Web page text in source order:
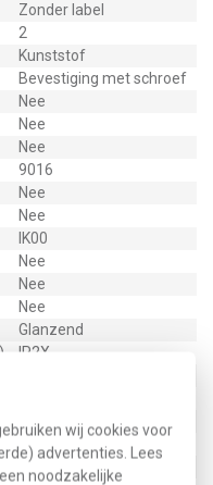
wij cookies voor
advertenties. Lees
noodzakelijke
Zonder label
2
Kunststof
Bevestiging met schroef
Nee
Nee
Nee
9016
Nee
Nee
IK00
Nee
Nee
Nee
Glanzend
IP2X
Nee
Nee